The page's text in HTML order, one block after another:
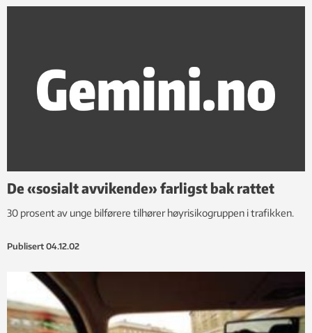
De «sosialt avvikende» farligst bak rattet
30 prosent av unge bilførere tilhører høyrisikogruppen i trafikken.
Publisert 04.12.02